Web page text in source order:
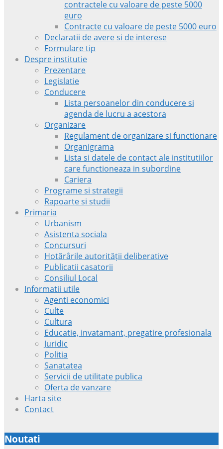
contractele cu valoare de peste 5000
euro
Contracte cu valoare de peste 5000 euro
Declaratii de avere si de interese
Formulare tip
Despre institutie
Prezentare
Legislatie
Conducere
Lista persoanelor din conducere si
agenda de lucru a acestora
Organizare
Regulament de organizare si functionare
Organigrama
Lista si datele de contact ale institutiilor
care functioneaza in subordine
Cariera
Programe si strategii
Rapoarte si studii
Primaria
Urbanism
Asistenta sociala
Concursuri
Hotărârile autorității deliberative
Publicatii casatorii
Consiliul Local
Informatii utile
Agenti economici
Culte
Cultura
Educatie, invatamant, pregatire profesionala
Juridic
Politia
Sanatatea
Servicii de utilitate publica
Oferta de vanzare
Harta site
Contact
Noutati